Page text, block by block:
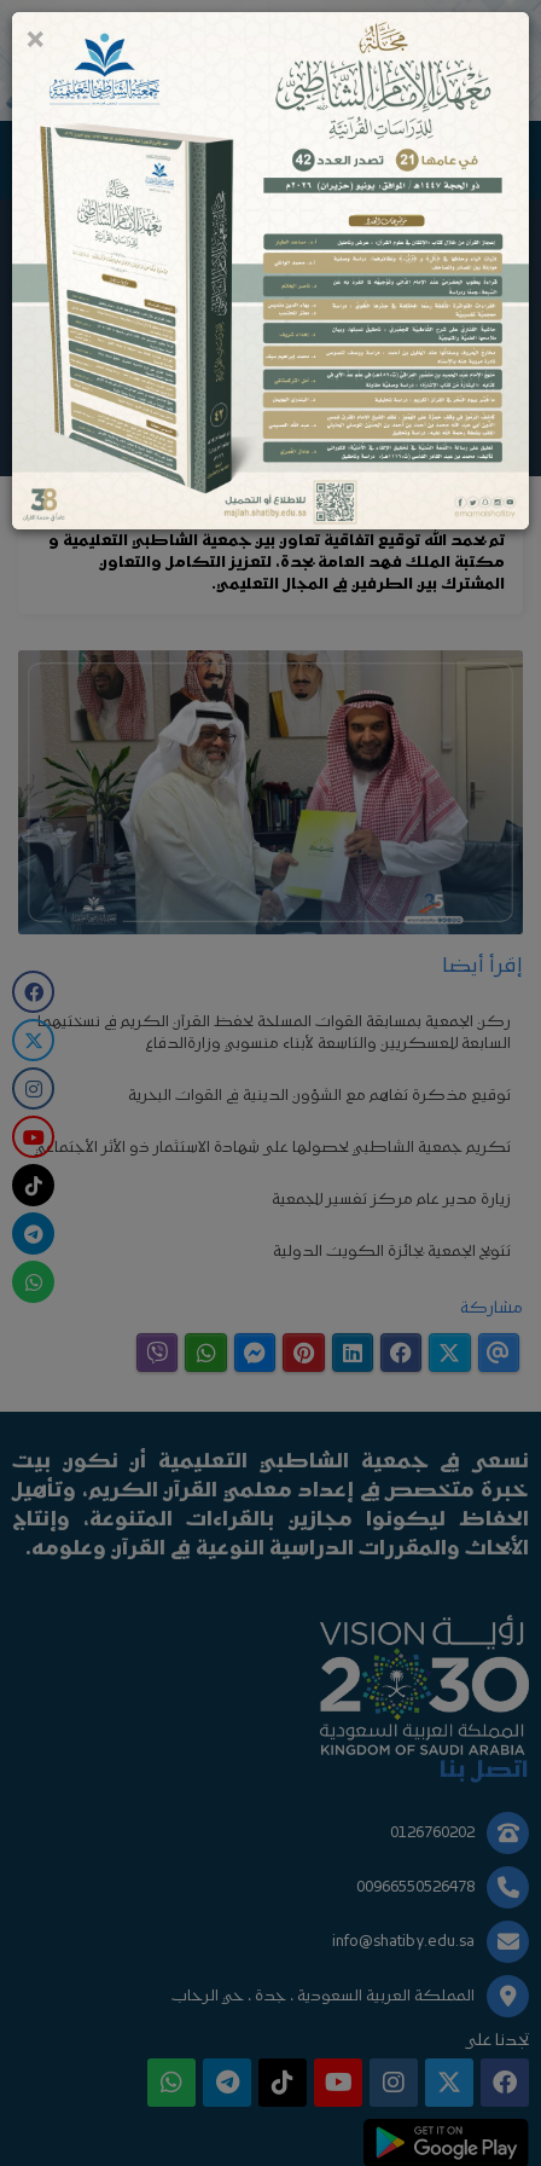
جمعية الشاطبي التعليمية
الأخبار و التقارير الإعلامية
اتفاقية تعاون مع مكتبة الملك فهد العامة
الرئيسية الأخبار و التقارير الإعلامية
اتفاقية تعاون مع مكتبة
الملك فهد العامة
تم بحمد الله توقيع اتفاقية تعاون بين جمعية الشاطبي التعليمية و
مكتبة الملك فهد العامة بجدة، لتعزيز التكامل والتعاون
المشترك بين الطرفين في المجال التعليمي.
إقرأ أيضا
ركن الجمعية بمسابقة القوات المسلحة لحفظ القرآن الكريم في نسختيهما
السابعة للعسكريين والتاسعة لأبناء منسوبي وزارةالدفاع
توقيع مذكرة تفاهم مع الشؤون الدينية في القوات البحرية
تكريم جمعية الشاطبي لحصولها على شهادة الاستثمار ذو الأثر الأجتماعي
زيارة مدير عام مركز تفسير للجمعية
تتويج الجمعية بجائزة الكويت الدولية
مشاركة
نسعى في جمعية الشاطبي التعليمية أن نكون بيت
خبرة متخصص في إعداد معلمي القرآن الكريم، وتأهيل
الحفاظ ليكونوا مجازين بالقراءات المتنوعة، وإنتاج
الأبحاث والمقررات الدراسية النوعية في القرآن وعلومه.
اتصل بنا
0126760202
00966550526478
info@shatiby.edu.sa
المملكة العربية السعودية ، جدة ، حي الرحاب
تجدنا على
×